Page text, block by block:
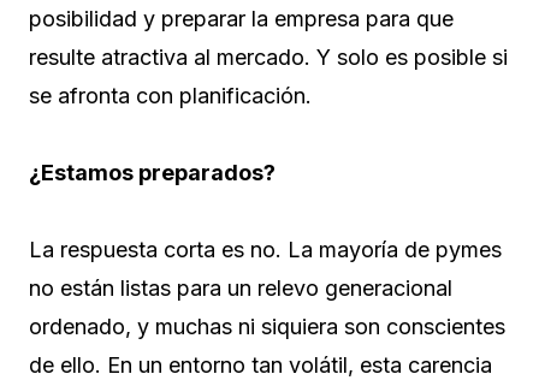
posibilidad y preparar la empresa para que
resulte atractiva al mercado. Y solo es posible si
se afronta con planificación.
¿Estamos preparados?
La respuesta corta es no. La mayoría de pymes
no están listas para un relevo generacional
ordenado, y muchas ni siquiera son conscientes
de ello. En un entorno tan volátil, esta carencia